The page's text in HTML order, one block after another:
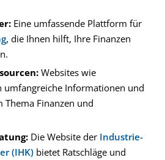
Eine umfassende Plattform für
, die Ihnen hilft, Ihre Finanzen
Websites wie
umfangreiche Informationen und
Thema Finanzen und
Die Website der Industrie-
(IHK) bietet Ratschläge und